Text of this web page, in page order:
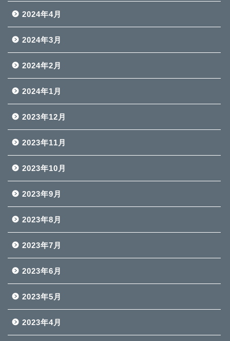
2024年4月
2024年3月
2024年2月
2024年1月
2023年12月
2023年11月
2023年10月
2023年9月
2023年8月
2023年7月
2023年6月
2023年5月
2023年4月